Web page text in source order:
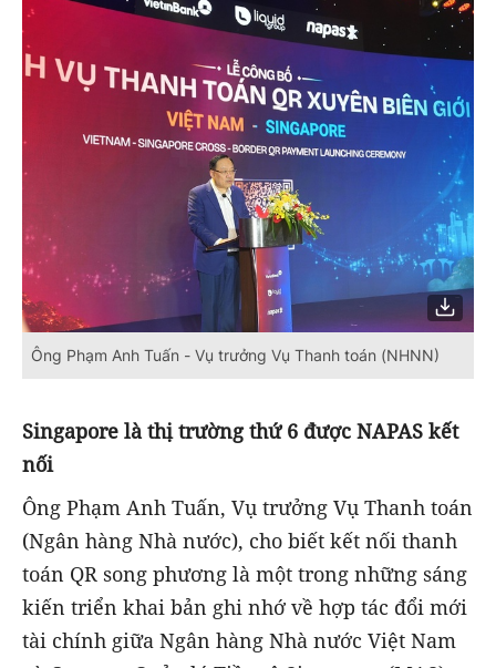
Ông Phạm Anh Tuấn - Vụ trưởng Vụ Thanh toán (NHNN)
Singapore là thị trường thứ 6 được NAPAS kết
nối
Ông Phạm Anh Tuấn, Vụ trưởng Vụ Thanh toán
(Ngân hàng Nhà nước), cho biết kết nối thanh
toán QR song phương là một trong những sáng
kiến triển khai bản ghi nhớ về hợp tác đổi mới
tài chính giữa Ngân hàng Nhà nước Việt Nam